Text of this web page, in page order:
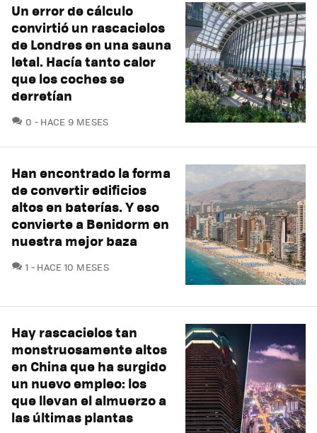
Un error de cálculo
convirtió un rascacielos
de Londres en una sauna
letal. Hacía tanto calor
que los coches se
derretían
0 COMENTARIOS
HACE 9 MESES
Han encontrado la forma
de convertir edificios
altos en baterías. Y eso
convierte a Benidorm en
nuestra mejor baza
1 COMENTARIOS
HACE 10 MESES
Hay rascacielos tan
monstruosamente altos
en China que ha surgido
un nuevo empleo: los
que llevan el almuerzo a
las últimas plantas